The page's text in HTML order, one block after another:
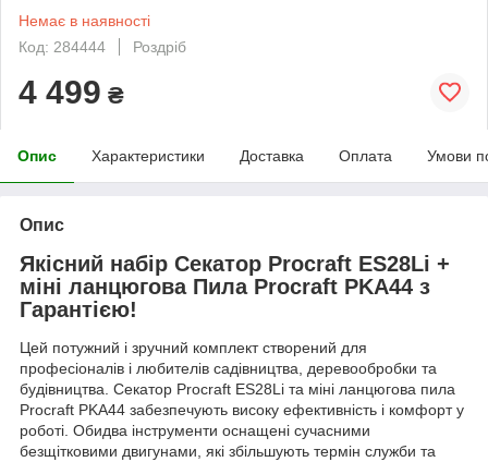
Немає в наявності
Код: 284444
Роздріб
4 499 ₴
Опис Характеристики Доставка Оплата Умови
Опис
Якісний набір Секатор Procraft ES28Li +
міні ланцюгова Пила Procraft PKA44 з
Гарантією!
Цей потужний і зручний комплект створений для
професіоналів і любителів садівництва, деревообробки та
будівництва. Секатор Procraft ES28Li та міні ланцюгова пила
Procraft PKA44 забезпечують високу ефективність і комфорт у
роботі. Обидва інструменти оснащені сучасними
безщітковими двигунами, які збільшують термін служби та